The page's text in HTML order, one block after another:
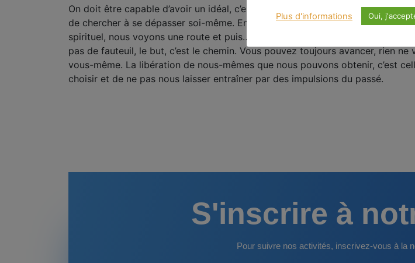
On doit être capable d’avoir un idéal, c’est-à-dire, justement parce que nous
de chercher à se dépasser soi-même. En occident nous parlons de progrès et
spirituel, nous voyons une route et puis… un fauteuil ! Ce qu’il y a de magnifique,
pas de fauteuil, le but, c’est le chemin. Vous pouvez toujours avancer, rien ne
vous-même. La libération de nous-mêmes que nous pouvons obtenir, c’est
choisir et de ne pas nous laisser entraîner par des impulsions du passé.
S'inscrire à
Pour suivre nos activités, inscrivez-vous à la
Plus d'informations Oui,